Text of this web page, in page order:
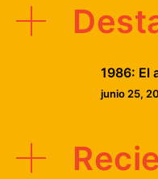
1986: El
junio 25,